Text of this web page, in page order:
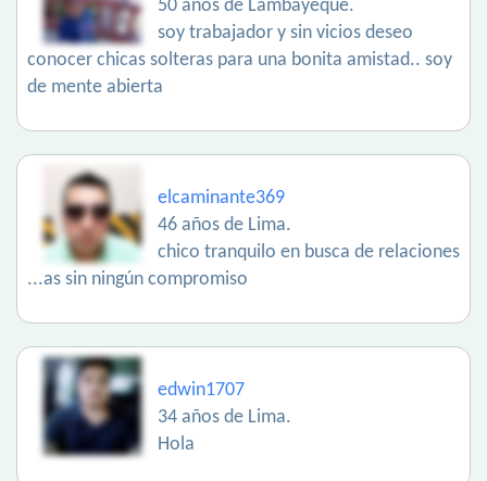
50 años de Lambayeque.
soy trabajador y sin vicios deseo
conocer chicas solteras para una bonita amistad.. soy
de mente abierta
elcaminante369
46 años de Lima.
chico tranquilo en busca de relaciones
...as sin ningún compromiso
edwin1707
34 años de Lima.
Hola